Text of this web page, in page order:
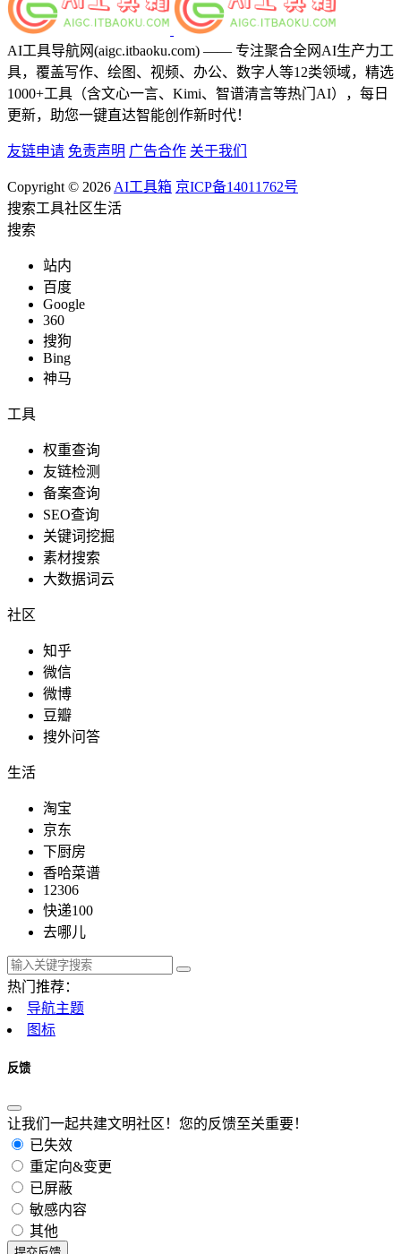
AI工具导航网(aigc.itbaoku.com) —— 专注聚合全网AI生产力工
具，覆盖写作、绘图、视频、办公、数字人等12类领域，精选
1000+工具（含文心一言、Kimi、智谱清言等热门AI），每日
更新，助您一键直达智能创作新时代！
友链申请 免责声明 广告合作 关于我们
Copyright © 2026 AI工具箱 京ICP备14011762号
搜索工具社区生活
搜索
站内
百度
Google
360
搜狗
Bing
神马
工具
权重查询
友链检测
备案查询
SEO查询
关键词挖掘
素材搜索
大数据词云
社区
知乎
微信
微博
豆瓣
搜外问答
生活
淘宝
京东
下厨房
香哈菜谱
12306
快递100
去哪儿
热门推荐：
导航主题
图标
反馈
让我们一起共建文明社区！您的反馈至关重要！
已失效
重定向&变更
已屏蔽
敏感内容
其他